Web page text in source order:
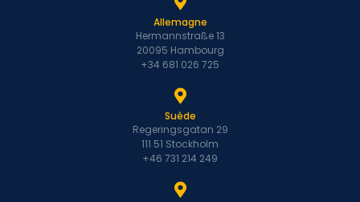
Allemagne
Hermannstraße 13
20095 Hambourg
+34 681 026 725
Suède
Regeringsgatan 29
111 51 Stockholm
+46 731 214 249